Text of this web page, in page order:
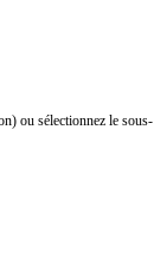
ou sélectionnez le sous-